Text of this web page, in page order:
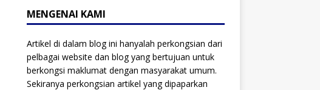
MENGENAI KAMI
Artikel di dalam blog ini hanyalah perkongsian dari
pelbagai website dan blog yang bertujuan untuk
berkongsi maklumat dengan masyarakat umum.
Sekiranya perkongsian artikel yang dipaparkan